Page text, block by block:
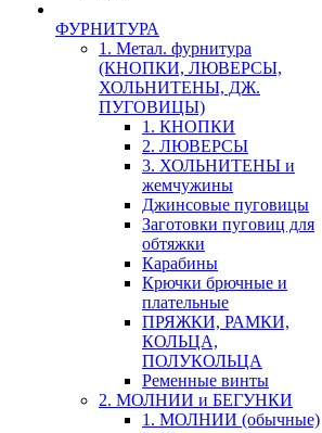
ФУРНИТУРА
1. Метал. фурнитура
(КНОПКИ, ЛЮВЕРСЫ,
ХОЛЬНИТЕНЫ, ДЖ.
ПУГОВИЦЫ)
1. КНОПКИ
2. ЛЮВЕРСЫ
3. ХОЛЬНИТЕНЫ и
жемчужины
Джинсовые пуговицы
Заготовки пуговиц для
обтяжки
Карабины
Крючки брючные и
плательные
ПРЯЖКИ, РАМКИ,
КОЛЬЦА,
ПОЛУКОЛЬЦА
Ременные винты
2. МОЛНИИ и БЕГУНКИ
1. МОЛНИИ (обычные)